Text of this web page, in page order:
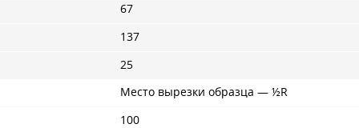
67
137
25
Место вырезки образца — ½R
100